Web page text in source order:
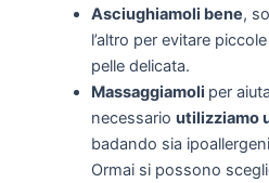
Asciughiamoli bene,
l’altro per evitare
pelle delicata.
Massaggiamoli per
necessario utilizziamo
badando sia
Ormai si possono